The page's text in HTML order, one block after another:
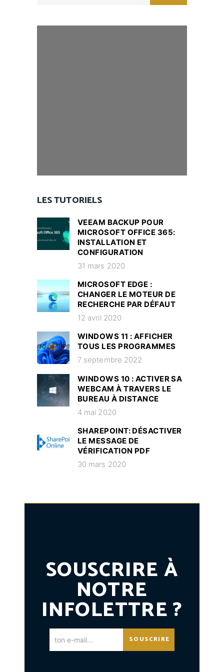
LES TUTORIELS
VEEAM BACKUP POUR
MICROSOFT OFFICE 365:
INSTALLATION ET
CONFIGURATION
31 mars 2020
MICROSOFT EDGE :
CHANGER LE MOTEUR DE
RECHERCHE PAR DÉFAUT
12 avril 2020
WINDOWS 11 : AFFICHER
TOUS LES PROGRAMMES
7 septembre 2022
WINDOWS 10 : ACTIVER SA
WEBCAM À TRAVERS LE
BUREAU À DISTANCE
4 mai 2020
SHAREPOINT: DÉSACTIVER
LE MESSAGE DE
VÉRIFICATION PDF
30 mars 2020
SOUSCRIRE À
NOTRE
INFOLETTRE ?
SOUSCRIRE